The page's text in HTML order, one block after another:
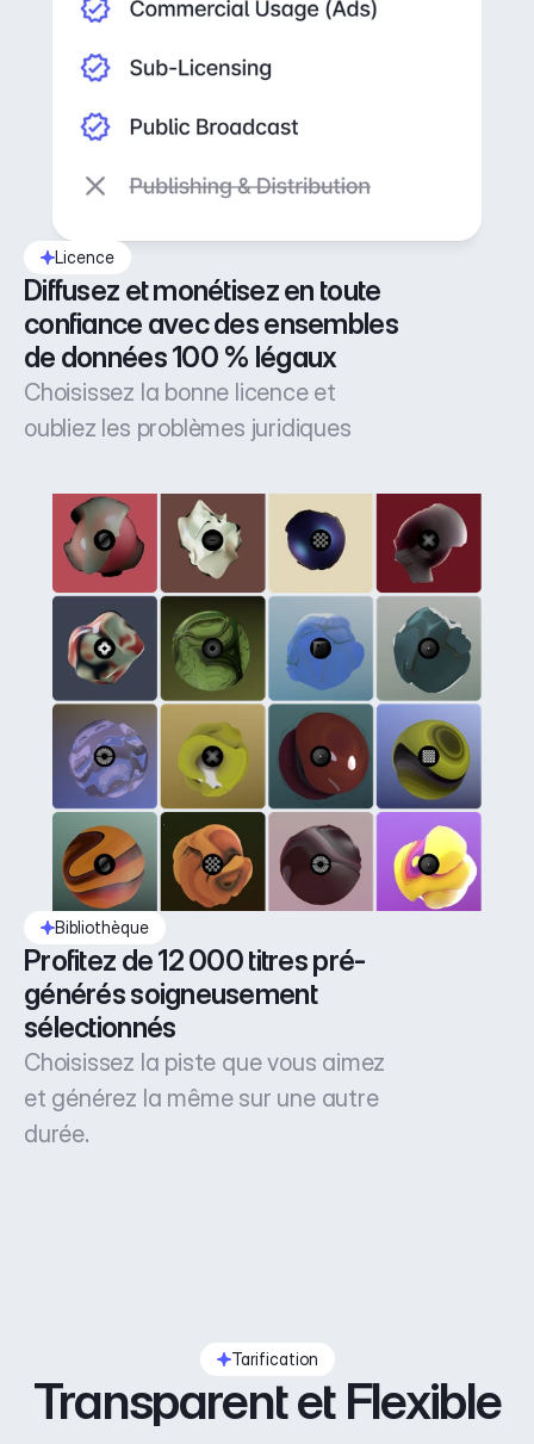
Licence
Diffusez et monétisez en toute
confiance avec des ensembles
de données 100 % légaux
Choisissez la bonne licence et
oubliez les problèmes juridiques
Bibliothèque
Profitez de 12 000 titres pré-
générés soigneusement
sélectionnés
Choisissez la piste que vous aimez
et générez la même sur une autre
durée.
Tarification
Transparent et Flexible